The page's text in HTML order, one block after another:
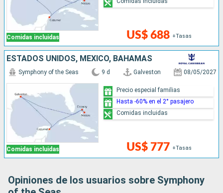
Comidas incluidas US$ 688 +Tasas
ESTADOS UNIDOS, MÉXICO, BAHAMAS
Comidas incluidas
Symphony of the Seas 9 d Galveston 08/05/2027
US$ 777 +Tasas
Precio especial familias
Hasta -60% en el 2° pasajero
Comidas incluidas
Opiniones de los usuarios sobre Symphony